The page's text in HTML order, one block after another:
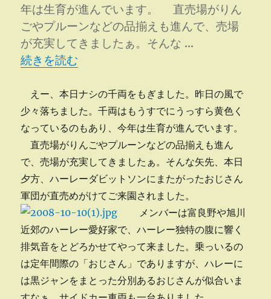
年は生育が進んでいます。 直売場がりん
ごやプルーンなどの品揃えも進んで、売場
が充実してきましたぁ。そんな …
“ハーレー軍団来園” の
続きを読む
えー、本日ナシの千両をもぎました。昨日の風で
少々落ちました。千両はもうすでにうっすら黄色く
なっているのもあり、今年は生育が進んでいます。
直売場がりんごやプルーンなどの品揃えも進ん
で、売場が充実してきましたぁ。そんな矢先、本日
夕方、ハーレーダビットソンにまたがったおじさん
軍団が直売めがけてご来園されました。
メンバーは富良野や旭川
近郊のハーレー愛好家で、ハーレー独特の腹に響く
排気音をとどろかせてやって来ました。乗っいるの
は定年間際の「おじさん」でありますが、ハレーに
は黒ジャンをまとった分別あるおじさんが似合いま